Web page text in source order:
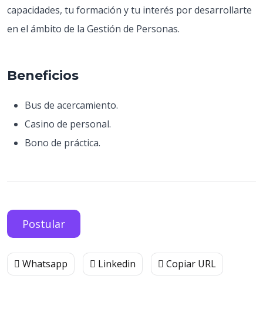
capacidades, tu formación y tu interés por desarrollarte
en el ámbito de la Gestión de Personas.
Beneficios
Bus de acercamiento.
Casino de personal.
Bono de práctica.
Postular
Whatsapp Linkedin Copiar URL